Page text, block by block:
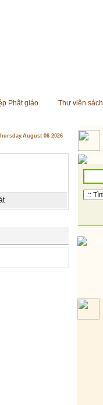
Phật giáo Thư viện sách
06 2026